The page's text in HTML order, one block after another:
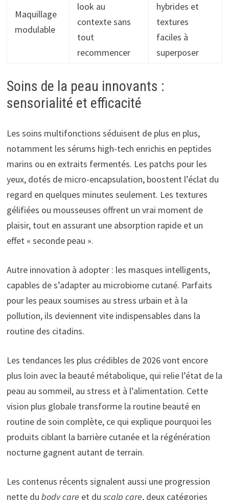
Maquillage
modulable
look au
contexte sans
tout
recommencer
hybrides et
textures
faciles à
superposer
Soins de la peau innovants :
sensorialité et efficacité
Les soins multifonctions séduisent de plus en plus,
notamment les sérums high-tech enrichis en peptides
marins ou en extraits fermentés. Les patchs pour les
yeux, dotés de micro-encapsulation, boostent l’éclat du
regard en quelques minutes seulement. Les textures
gélifiées ou mousseuses offrent un vrai moment de
plaisir, tout en assurant une absorption rapide et un
effet « seconde peau ».
Autre innovation à adopter : les masques intelligents,
capables de s’adapter au microbiome cutané. Parfaits
pour les peaux soumises au stress urbain et à la
pollution, ils deviennent vite indispensables dans la
routine des citadins.
Les tendances les plus crédibles de 2026 vont encore
plus loin avec la beauté métabolique, qui relie l’état de la
peau au sommeil, au stress et à l’alimentation. Cette
vision plus globale transforme la routine beauté en
routine de soin complète, ce qui explique pourquoi les
produits ciblant la barrière cutanée et la régénération
nocturne gagnent autant de terrain.
Les contenus récents signalent aussi une progression
nette du body care et du scalp care, deux catégories